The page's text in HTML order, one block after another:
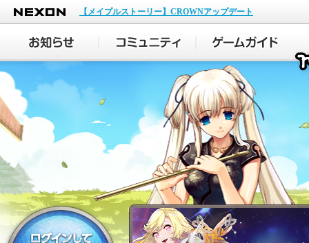
NEXON
【メイプルストーリー】CROWNアップデート